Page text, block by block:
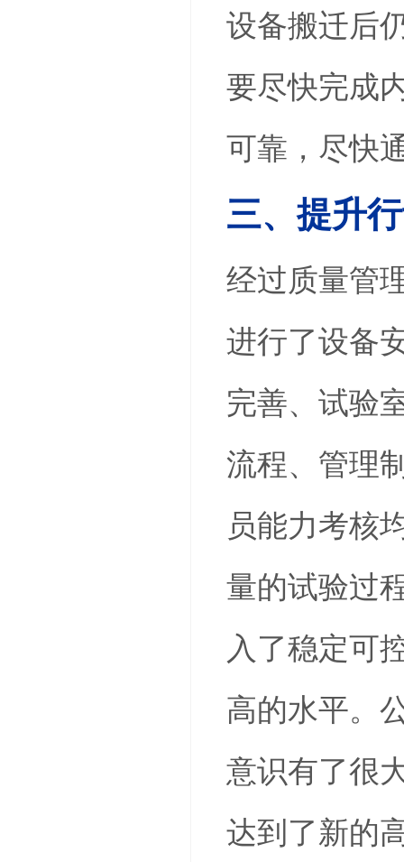
设备搬迁后
要尽快完成
可靠，尽快
三、提升
经过质量管
进行了设备
完善、试验
流程、管理
员能力考核
量的试验过
入了稳定可
高的水平。
意识有了很
达到了新的